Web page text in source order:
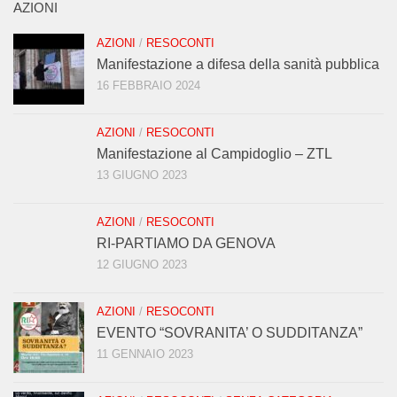
AZIONI
AZIONI / RESOCONTI
Manifestazione a difesa della sanità pubblica
16 FEBBRAIO 2024
AZIONI / RESOCONTI
Manifestazione al Campidoglio – ZTL
13 GIUGNO 2023
AZIONI / RESOCONTI
RI-PARTIAMO DA GENOVA
12 GIUGNO 2023
AZIONI / RESOCONTI
EVENTO “SOVRANITA’ O SUDDITANZA”
11 GENNAIO 2023